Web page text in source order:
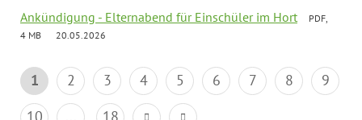
Ankündigung - Elternabend für Einschüler im Hort
PDF,
4 MB
20.05.2026
1 2 3 4 5 6 7 8
9